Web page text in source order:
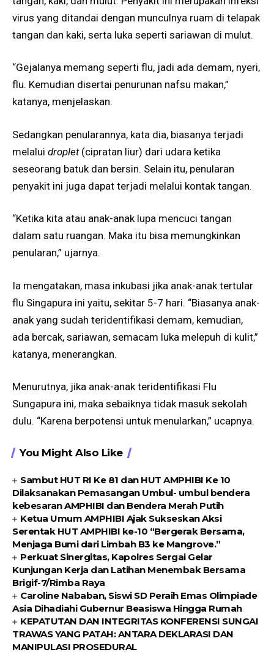
virus yang ditandai dengan munculnya ruam di telapak
tangan dan kaki, serta luka seperti sariawan di mulut.
“Gejalanya memang seperti flu, jadi ada demam, nyeri,
flu. Kemudian disertai penurunan nafsu makan,”
katanya, menjelaskan.
Sedangkan penularannya, kata dia, biasanya terjadi
melalui droplet(cipratan liur) dari udara ketika
seseorang batuk dan bersin. Selain itu, penularan
penyakit ini juga dapat terjadi melalui kontak tangan.
“Ketika kita atau anak-anak lupa mencuci tangan
dalam satu ruangan. Maka itu bisa memungkinkan
penularan,” ujarnya.
Ia mengatakan, masa inkubasi jika anak-anak tertular
flu Singapura ini yaitu, sekitar 5-7 hari. “Biasanya anak-
anak yang sudah teridentifikasi demam, kemudian,
ada bercak, sariawan, semacam luka melepuh di kulit,”
katanya, menerangkan.
Menurutnya, jika anak-anak teridentifikasi Flu
Sungapura ini, maka sebaiknya tidak masuk sekolah
dulu. “Karena berpotensi untuk menularkan,” ucapnya.
You Might Also Like
Sambut HUT RI Ke 81 dan HUT AMPHIBI Ke 10
Dilaksanakan Pemasangan Umbul- umbul bendera
kebesaran AMPHIBI dan Bendera Merah Putih
Ketua Umum AMPHIBI Ajak Sukseskan Aksi
Serentak HUT AMPHIBI ke-10 “Bergerak Bersama,
Menjaga Bumi dari Limbah B3 ke Mangrove.”
Perkuat Sinergitas, Kapolres Sergai Gelar
Kunjungan Kerja dan Latihan Menembak Bersama
Brigif-7/Rimba Raya
Caroline Nababan, Siswi SD Peraih Emas Olimpiade
Asia Dihadiahi Gubernur Beasiswa Hingga Rumah
KEPATUTAN DAN INTEGRITAS KONFERENSI SUNGAI
TRAWAS YANG PATAH: ANTARA DEKLARASI DAN
MANIPULASI PROSEDURAL